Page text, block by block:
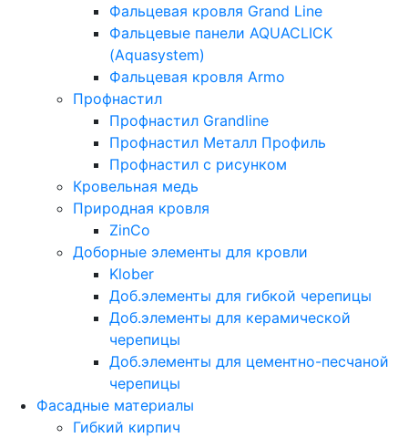
Фальцевая кровля Grand Line
Фальцевые панели AQUACLICK
(Aquasystem)
Фальцевая кровля Armo
Профнастил
Профнастил Grandline
Профнастил Металл Профиль
Профнастил с рисунком
Кровельная медь
Природная кровля
ZinCo
Доборные элементы для кровли
Klober
Доб.элементы для гибкой черепицы
Доб.элементы для керамической
черепицы
Доб.элементы для цементно-песчаной
черепицы
Фасадные материалы
Гибкий кирпич